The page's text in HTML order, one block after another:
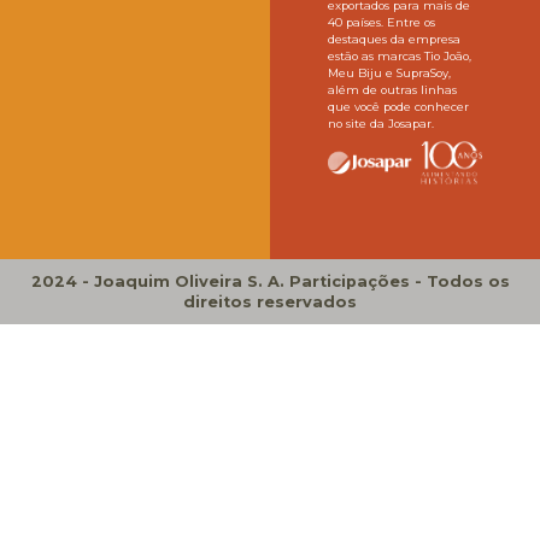
exportados para mais de
40 países. Entre os
destaques da empresa
estão as marcas Tio João,
Meu Biju e SupraSoy,
além de outras linhas
que você pode conhecer
no site da Josapar.
2024 - Joaquim Oliveira S. A. Participações - Todos os
direitos reservados